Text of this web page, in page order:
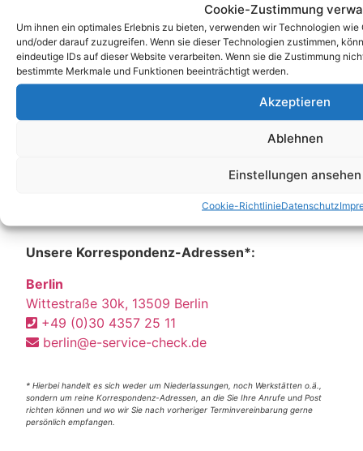
Cookie-Zustimmung
Um ihnen ein optimales Erlebnis zu bieten, verwenden wir Technologien
und/oder darauf zuzugreifen. Wenn sie dieser Technologien zustimmen,
eindeutige IDs auf dieser Website verarbeiten. Wenn sie die Zustimmung
bestimmte Merkmale und Funktionen beeinträchtigt werden.
Akzeptieren
Ablehnen
Einstellungen ansehen
Cookie-RichtlinieDatenschutz
Unsere Korrespondenz-Adressen*:
Berlin
Wittestraße 30k, 13509 Berlin
+49 (0)30 4357 25 11
berlin@e-service-check.de
* Hierbei handelt es sich weder um Niederlassungen, noch Werkstätten o.ä.,
sondern um reine Korrespondenz-Adressen, an die Sie Ihre Anrufe und Post
richten können und wo wir Sie nach vorheriger Terminvereinbarung gerne
persönlich empfangen.